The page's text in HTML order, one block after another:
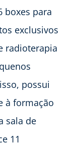
boxes para
exclusivos
radioterapia
possui
à formação
sala de
11